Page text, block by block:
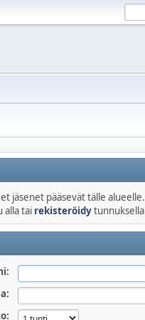
jäsenet pääsevät tälle alueelle.
alla tai rekisteröidytunnuksella